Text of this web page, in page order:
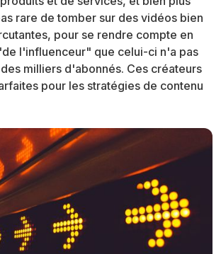
rare de tomber sur des vidéos bien
pour se rendre compte en
l'influenceur" que celui-ci n'a pas
milliers d'abonnés. Ces créateurs
pour les stratégies de contenu